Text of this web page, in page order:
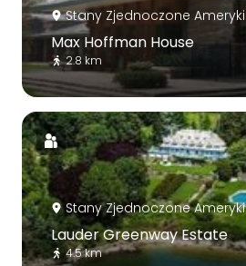
Stany Zjednoczone Ameryki
Max Hoffman House
2.8 km
Stany Zjednoczone Ameryki
Lauder Greenway Estate
4.5 km